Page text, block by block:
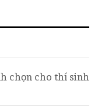
chọn cho thí sinh